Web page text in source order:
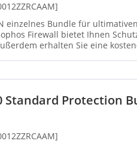
Bundle für ultimativen Schutz
Firewall bietet Ihnen
erhalten Sie eine
Standard Protection